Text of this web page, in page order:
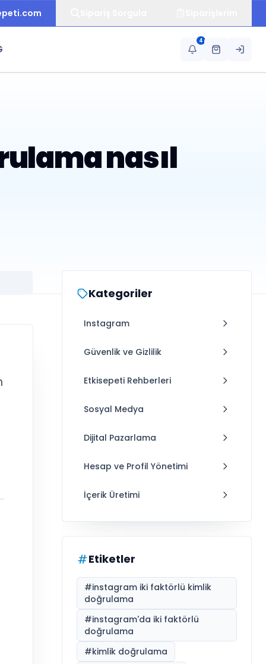
4
Kategoriler
Instagram
Güvenlik ve Gizlilik
Etkisepeti Rehberleri
Sosyal Medya
Dijital Pazarlama
Hesap ve Profil Yönetimi
İçerik Üretimi
Etiketler
#instagram iki faktörlü kimlik
doğrulama
#instagram'da iki faktörlü
doğrulama
#kimlik doğrulama